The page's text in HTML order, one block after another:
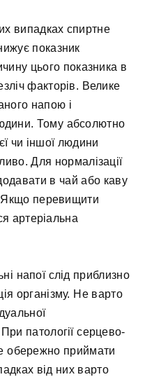
випадках спиртне
показник
цього показника в
факторів. Велике
напою і
Тому абсолютно
чи іншої людини
Для нормалізації
в чай ​​або каву
Якщо перевищити
артеріальна
напої слід приблизно
організму. Не варто
патології серцево-
обережно приймати
від них варто